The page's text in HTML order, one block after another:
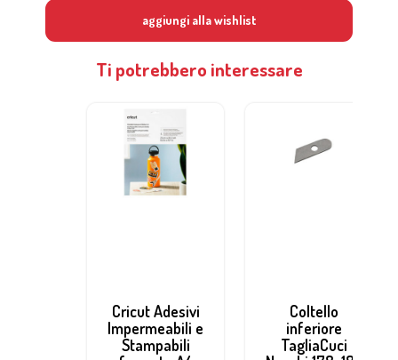
aggiungi alla wishlist
Ti potrebbero interessare
Cricut Adesivi
Impermeabili e
Stampabili
Coltello
inferiore
TagliaCuci